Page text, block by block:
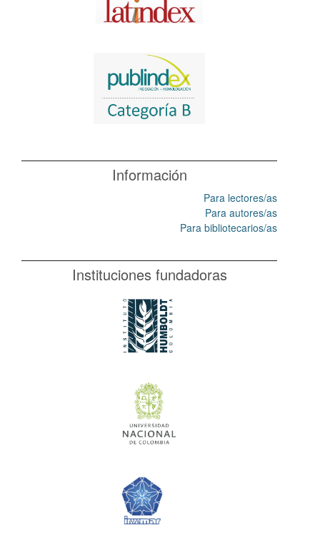
Información
Para lectores/as
Para autores/as
Para bibliotecarios/as
Instituciones fundadoras